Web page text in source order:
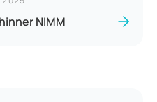
NIMM